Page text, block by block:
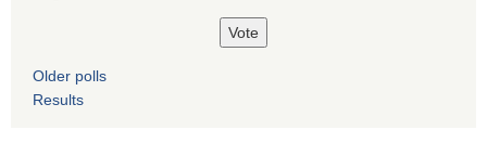
Older polls
Results